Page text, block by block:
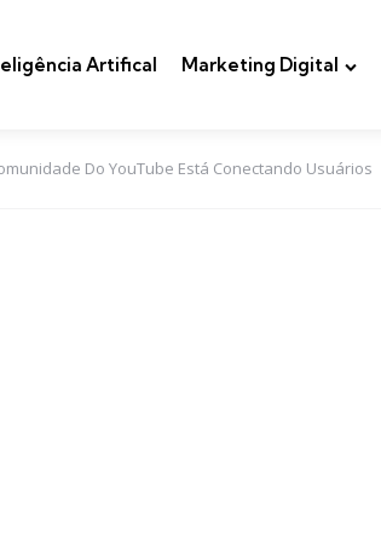
Artifical Marketing Digital
Do YouTube Está Conectando Usuários